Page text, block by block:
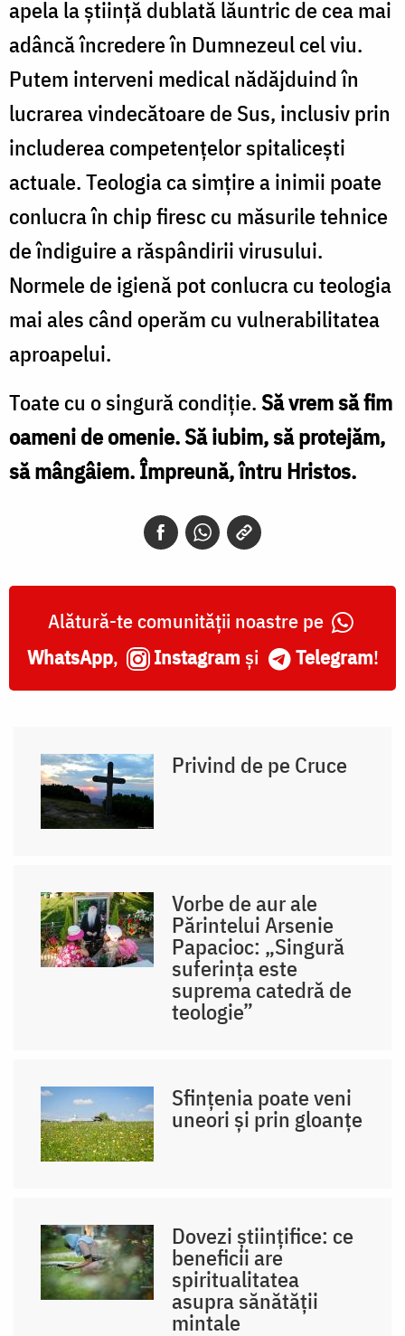
apela la știință dublată lăuntric de cea mai
adâncă încredere în Dumnezeul cel viu.
Putem interveni medical nădăjduind în
lucrarea vindecătoare de Sus, inclusiv prin
includerea competențelor spitalicești
actuale. Teologia ca simțire a inimii poate
conlucra în chip firesc cu măsurile tehnice
de îndiguire a răspândirii virusului.
Normele de igienă pot conlucra cu teologia
mai ales când operăm cu vulnerabilitatea
aproapelui.
Toate cu o singură condiție.Să vrem să fim
oameni de omenie. Să iubim, să protejăm,
să mângâiem. Împreună, întru Hristos.
Alătură-te comunității noastre pe
WhatsApp, Instagram și Telegram!
Privind de pe Cruce
Vorbe de aur ale
Părintelui Arsenie
Papacioc: „Singură
suferința este
suprema catedră de
teologie”
Sfințenia poate veni
uneori și prin gloanțe
Dovezi științifice: ce
beneficii are
spiritualitatea
asupra sănătății
mintale